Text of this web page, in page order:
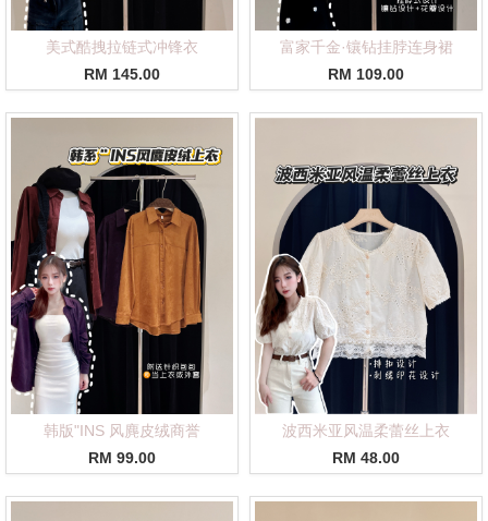
美式酷拽拉链式冲锋衣
RM 145.00
富家千金·镶钻挂脖连身裙
RM 109.00
韩版"INS 风麂皮绒商誉
RM 99.00
波西米亚风温柔蕾丝上衣
RM 48.00